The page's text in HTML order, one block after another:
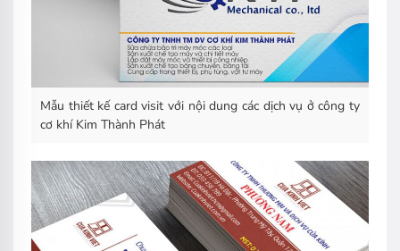
Mẫu thiết kế card visit với nội dung các dịch vụ ở công ty
cơ khí Kim Thành Phát